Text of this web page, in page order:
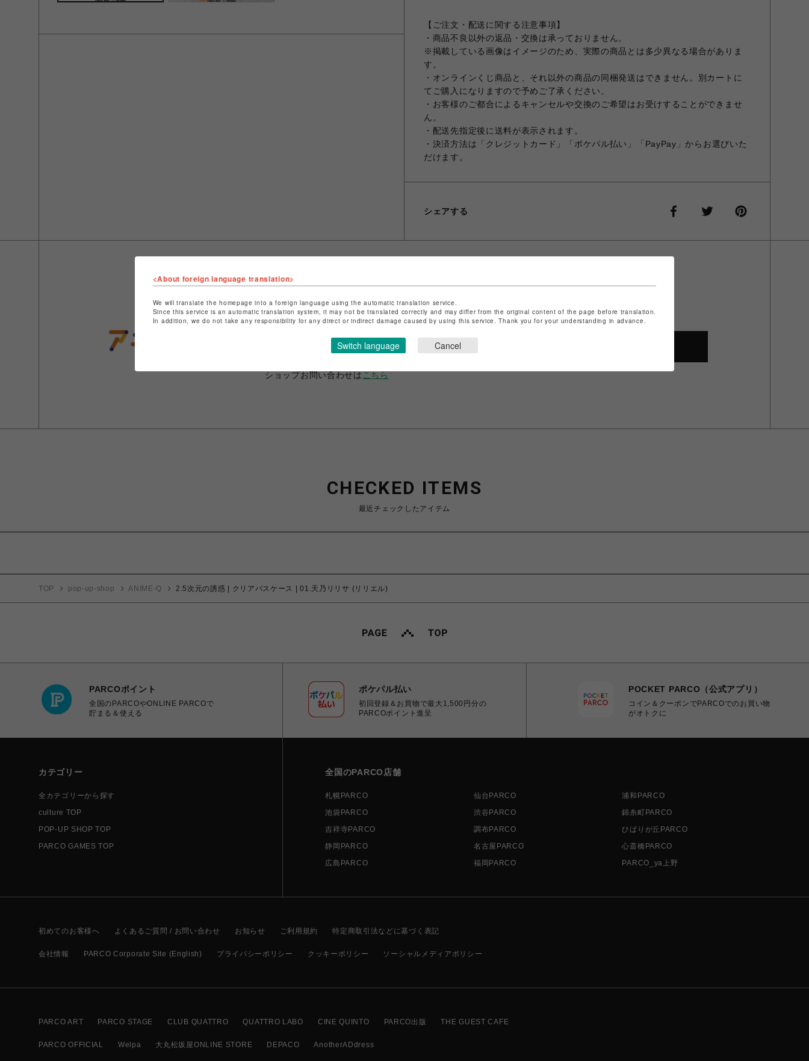
【ご注文・配送に関する注意事項】
・商品不良以外の返品・交換は承っておりません。
※掲載している画像はイメージのため、実際の商品とは多少異なる場合がありま
す。
・オンラインくじ商品と、それ以外の商品の同梱発送はできません。別カートに
てご購入になりますので予めご了承ください。
・お客様のご都合によるキャンセルや交換のご希望はお受けすることができませ
ん。
・配送先指定後に送料が表示されます。
・決済方法は「クレジットカード」「ポケパル払い」「PayPay」からお選びいた
だけます。
シェアする
ショップ名
ANIME-Q
ショップお問い合わせは こちら
CHECKED ITEMS
最近チェックしたアイテム
TOP pop-up-shop ANIME-Q 2.5次元の誘惑 | クリアパスケース | 01.天乃リリサ (リリエル)
PARCOポイント
全国のPARCOやONLINE PARCOで
貯まる＆使える
ポケパル払い
初回登録＆お買物で最大1,500円分の
PARCOポイント進呈
POCKET PARCO（公式アプリ）
コイン＆クーポンでPARCOでのお買い物
がオトクに
カテゴリー
全カテゴリーから探す
culture TOP
POP-UP SHOP TOP
PARCO GAMES TOP
全国のPARCO店舗
札幌PARCO 仙台PARCO
浦和PARCO
池袋PARCO
渋谷PARCO
錦糸町PARCO
吉祥寺PARCO
調布PARCO
ひばりが丘PARCO
静岡PARCO
名古屋PARCO
心斎橋PARCO
広島PARCO
福岡PARCO PARCO_ya上野
初めてのお客様へ よくあるご質問 / お問い合わせ お知らせ ご利用規約 特定商取引法などに基づく表記
会社情報 PARCO Corporate Site (English) プライバシーポリシー クッキーポリシー ソーシャルメディアポリシー
PARCO ART PARCO STAGE CLUB QUATTRO QUATTRO LABO CINE QUINTO PARCO出版 THE GUEST CAFE
PARCO OFFICIAL Welpa 大丸松坂屋ONLINE STORE DEPACO AnotherADdress
<About foreign language translation>
We will translate the homepage into a foreign language using the automatic translation service.
Since this service is an automatic translation system, it may not be translated correctly and may differ from the original content of the page before translation.
In addition, we do not take any responsibility for any direct or indirect damage caused by using this service. Thank you for your understanding in advance.
Switch language Cancel